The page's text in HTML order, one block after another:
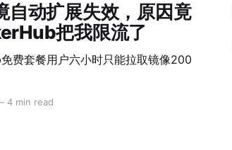
自动扩展失效，原因竟
把我限流了
费套餐用户六小时只能拉取镜像200
4 min read